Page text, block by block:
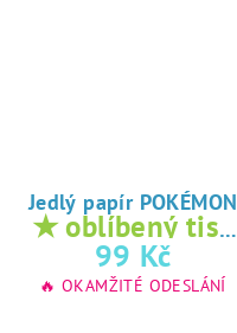
Jedlý papír POKÉMON
★ oblíbený tisk
na jedlý papír
99 Kč
🔥 OKAMŽITÉ ODESLÁNÍ